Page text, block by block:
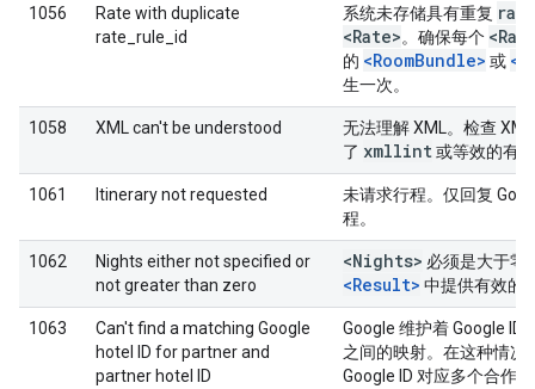
1056
Rate with duplicate
rate_rule_id
系统未存储具有重复 rate
<Rate>。确保每个
的 <RoomBundle> 或
生一次。
1058 XML can't be understood
无法理解 XML。检查
了 xmllint或等效的有
1061 Itinerary not requested
未请求行程。仅回复
程。
1062
Nights either not specified or
not greater than zero
<Nights> 必须是大于零
<Result> 中提供有效的
1063
Can't find a matching Google
hotel ID for partner and
partner hotel ID
Google 维护着 Google ID
之间的映射。在这种情况
Google ID 对应多个合作